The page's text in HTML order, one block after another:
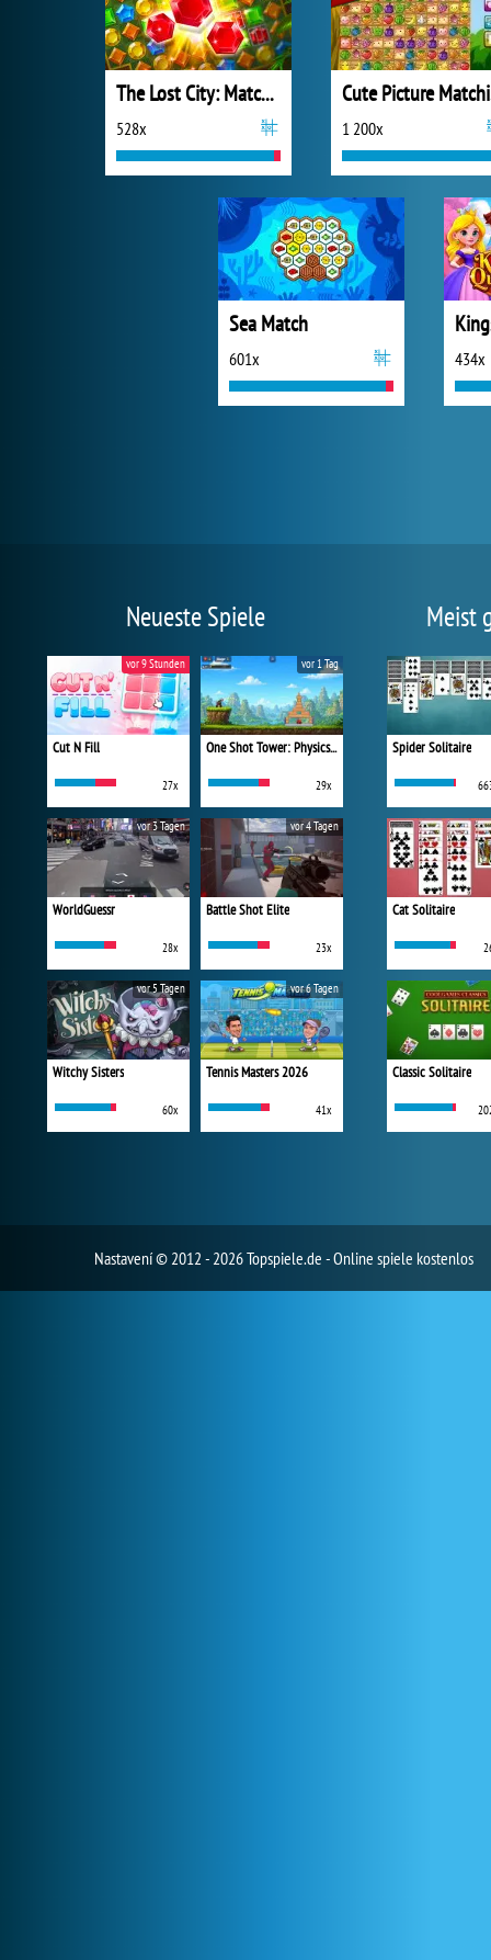
The Lost City: Match 3
528x 1 200x
Sea Match
601x 434x
Neueste Spiele
Cut N Fill
27x
vor 9 Stunden
One Shot Tower: Physics Destroyer
29x
vor 1 Tag
WorldGuessr
28x
vor 3 Tagen
Battle Shot Elite
23x
vor 4 Tagen
Witchy Sisters
60x
vor 5 Tagen
Tennis Masters 2026
41x
vor 6 Tagen
Meist
Spider Solitaire
Cat Solitaire
Classic Solitaire
Nastavení© 2012 - 2026 Topspiele.de - Online spiele kostenlos